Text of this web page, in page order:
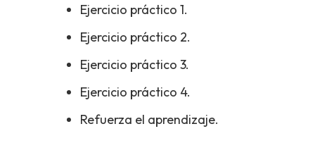
Ejercicio práctico 1.
Ejercicio práctico 2.
Ejercicio práctico 3.
Ejercicio práctico 4.
Refuerza el aprendizaje.